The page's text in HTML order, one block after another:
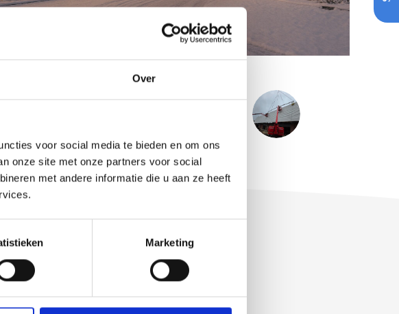
Over
voor social media te bieden en om ons
onze site met onze partners voor social
met andere informatie die u aan ze heeft
Marketing